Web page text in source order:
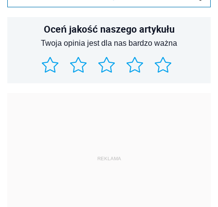
Oceń jakość naszego artykułu
Twoja opinia jest dla nas bardzo ważna
REKLAMA